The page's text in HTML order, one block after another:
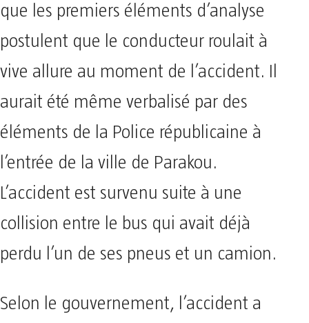
que les premiers éléments d’analyse
postulent que le conducteur roulait à
vive allure au moment de l’accident. Il
aurait été même verbalisé par des
éléments de la Police républicaine à
l’entrée de la ville de Parakou.
L’accident est survenu suite à une
collision entre le bus qui avait déjà
perdu l’un de ses pneus et un camion.
Selon le gouvernement, l’accident a